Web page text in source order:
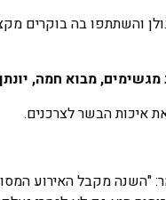
והשתתפו בה בוקרים
איכות הבשר לצרכנים.
"השנה מקבל האירוע